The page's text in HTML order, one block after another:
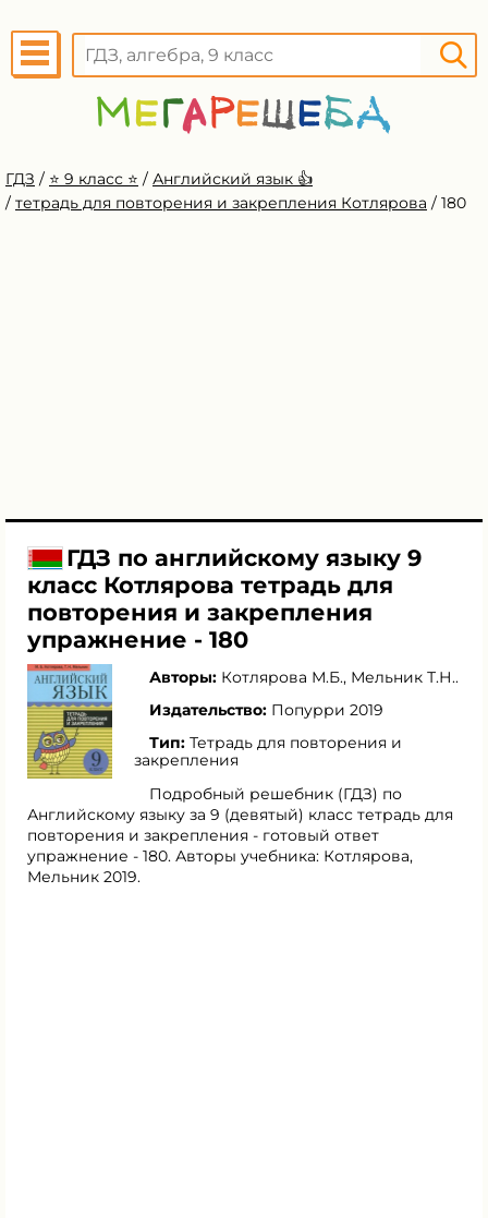
ГДЗ / ⭐️ 9 класс ⭐️ / Английский язык 👍
/ тетрадь для повторения и закрепления Котлярова / 180
ГДЗ по английскому языку 9
класс Котлярова тетрадь для
повторения и закрепления
упражнение - 180
Авторы: Котлярова М.Б., Мельник Т.Н..
Издательство: Попурри 2019
Тип: Тетрадь для повторения и
закрепления
Подробный решебник (ГДЗ) по
Английскому языку за 9 (девятый) класс тетрадь для
повторения и закрепления - готовый ответ
упражнение - 180. Авторы учебника: Котлярова,
Мельник 2019.